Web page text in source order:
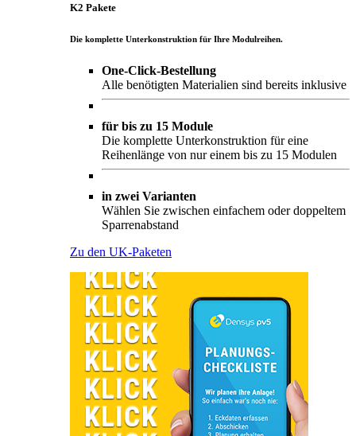
K2 Pakete
Die komplette Unterkonstruktion für Ihre Modulreihen.
One-Click-Bestellung
Alle benötigten Materialien sind bereits inklusive
für bis zu 15 Module
Die komplette Unterkonstruktion für eine
Reihenlänge von nur einem bis zu 15 Modulen
in zwei Varianten
Wählen Sie zwischen einfachem oder doppeltem
Sparrenabstand
Zu den UK-Paketen